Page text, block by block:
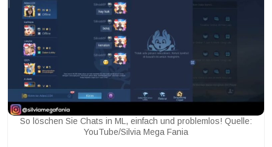
So löschen Sie Chats in ML, einfach und problemlos! Quelle:
YouTube/Silvia Mega Fania